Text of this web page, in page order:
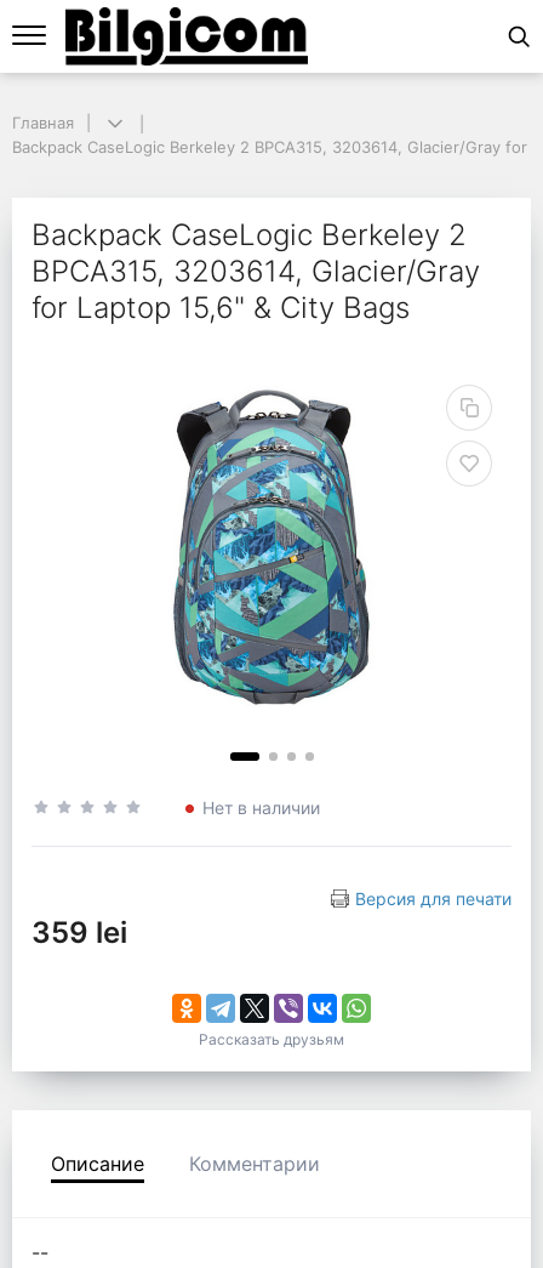
Backpack CaseLogic Berkeley 2 BPCA315, 3203614, Glacier/Gray for
Backpack CaseLogic
Главная
Backpack CaseLogic Berkeley 2 BPCA315, 3203614, Glacier/Gray for
Backpack CaseLogic Berkeley 2
BPCA315, 3203614, Glacier/Gray
for Laptop 15,6" & City Bags
Нет в наличии
Версия для печати
359 lei
Рассказать друзьям
Описание Комментарии
--